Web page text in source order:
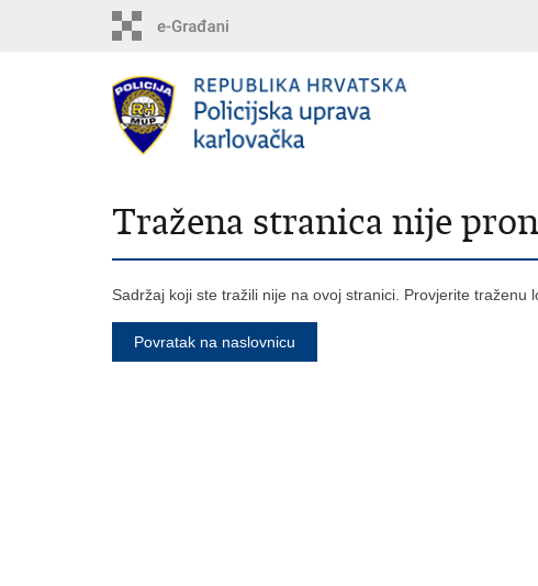
Tražena stranica nije
Sadržaj koji ste tražili nije na ovoj stranici. Provjerite traženu
Povratak na naslovnicu